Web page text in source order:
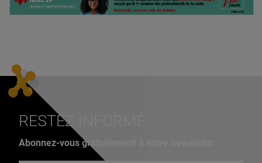
RESTEZ INFORMÉ
Abonnez-vous gratuitement à notre newsletter